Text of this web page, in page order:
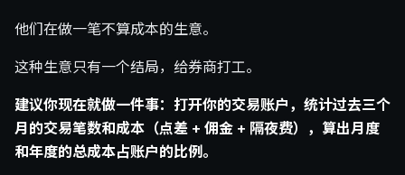
他们在做一笔不算成本的生意。
这种生意只有一个结局，给券商打工。
建议你现在就做一件事：打开你的交易账户，统计过去三个
月的交易笔数和成本（点差 + 佣金 + 隔夜费），算出月度
和年度的总成本占账户的比例。